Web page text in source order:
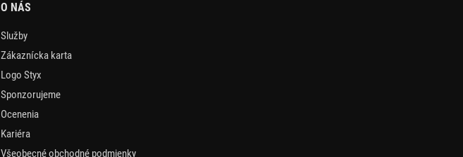
O NÁS
Služby
Zákaznícka karta
Logo Styx
Sponzorujeme
Ocenenia
Kariéra
Všeobecné obchodné podmienky